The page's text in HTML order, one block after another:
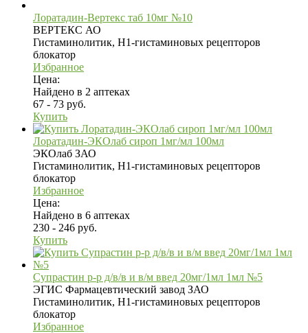
Лоратадин-Вертекс таб 10мг №10
ВЕРТЕКС АО
Гистаминолитик, H1-гистаминовых рецепторов
блокатор
Избранное
Цена:
Найдено в 2 аптеках
67 - 73 руб.
Купить
Лоратадин-ЭКОлаб сироп 1мг/мл 100мл
ЭКОлаб ЗАО
Гистаминолитик, H1-гистаминовых рецепторов
блокатор
Избранное
Цена:
Найдено в 6 аптеках
230 - 246 руб.
Купить
Супрастин р-р д/в/в и в/м введ 20мг/1мл 1мл №5
ЭГИС Фармацевтический завод ЗАО
Гистаминолитик, H1-гистаминовых рецепторов
блокатор
Избранное